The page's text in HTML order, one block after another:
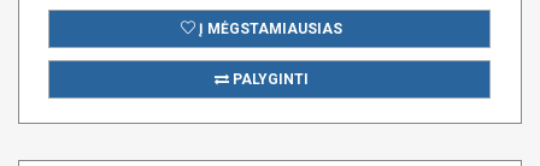
Į MĖGSTAMIAUSIAS
PALYGINTI